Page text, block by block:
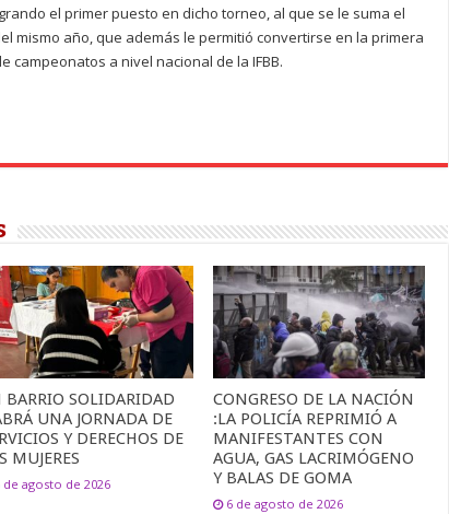
el primer puesto en dicho torneo, al que se le suma el
mismo año, que además le permitió convertirse en la primera
a nivel nacional de la IFBB.
BARRIO SOLIDARIDAD
UNA JORNADA DE
Y DERECHOS DE
MUJERES
de agosto de 2026
CONGRESO DE LA NACIÓN
:LA POLICÍA REPRIMIÓ A
MANIFESTANTES CON
AGUA, GAS LACRIMÓGENO
Y BALAS DE GOMA
6 de agosto de 2026